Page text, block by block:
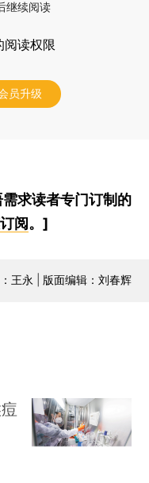
继续阅读
阅读权限
员升级
求读者专门订制的
阅。]
王永 | 版面编辑：刘春辉